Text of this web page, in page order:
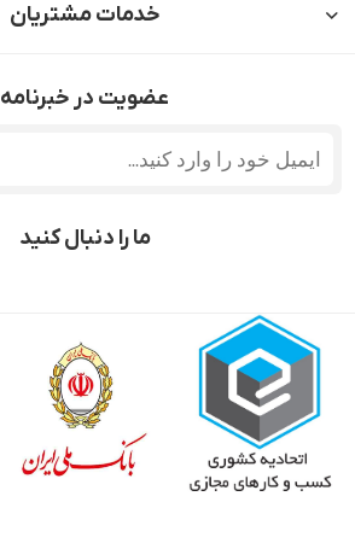
خدمات مشتریان
عضویت در خبرنامه
ما را دنبال کنید